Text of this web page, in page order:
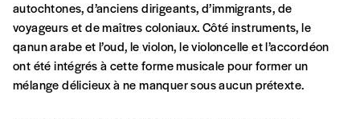
En pratique
Vous vous abonnez pour l’année civile en
cours ou vous commandez au numéro.
Vous indiquez si vous souhaitez recevoir la
revue en format papier ou numérique.
autochtones, d’anciens dirigeants, d’immigrants, de
voyageurs et de maîtres coloniaux. Côté instruments, le
qanun arabe et l’oud, le violon, le violoncelle et l’accordéon
ont été intégrés à cette forme musicale pour former un
mélange délicieux à ne manquer sous aucun prétexte.